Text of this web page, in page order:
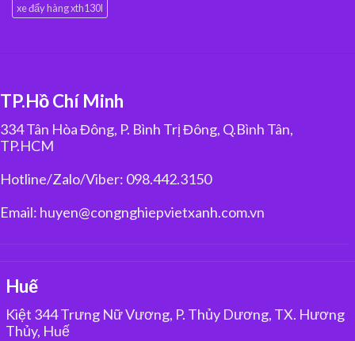
xe đẩy hàng xth130l
TP.Hồ Chí Minh
334 Tân Hòa Đông, P. Bình Trị Đông, Q.Bình Tân,
TP.HCM
Hotline/Zalo/Viber: 098.442.3150
Email: huyen@congnghiepvietxanh.com.vn
Huế
Kiệt 344 Trưng Nữ Vương, P. Thủy Dương, TX. Hương
Thủy, Huế